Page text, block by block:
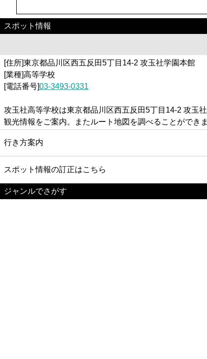
スポット情報
[住所]東京都品川区西五反田5丁目14-2 攻玉社学園本館
[業種]高等学校
[電話番号]03-3493-0331
攻玉社高等学校は東京都品川区西五反田5丁目14-2 攻玉
観光情報をご案内。またルート地図を調べることができま
行き方案内
スポット情報の訂正はこちら
ジャンルでさがす